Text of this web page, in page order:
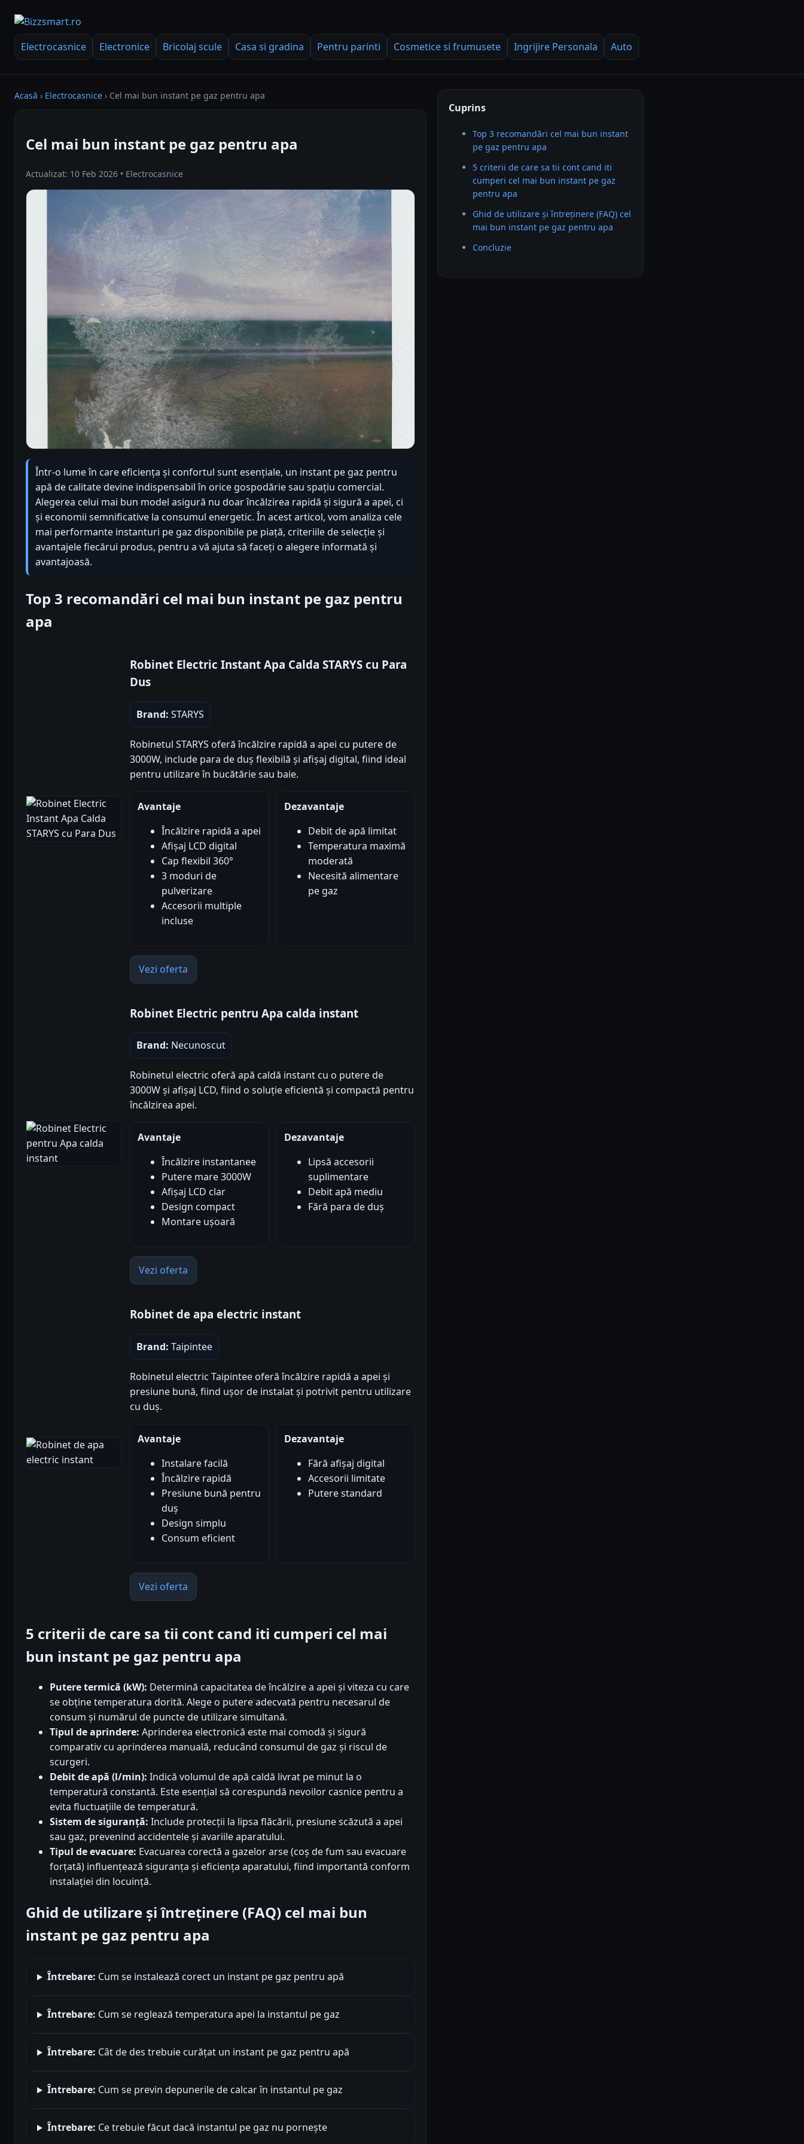
Electrocasnice Electronice Bricolaj scule Casa si gradina Pentru parinti Cosmetice si frumusete Ingrijire Personala Auto
Acasă › Electrocasnice › Cel mai bun instant pe gaz pentru apa
Cel mai bun instant pe gaz pentru apa
Actualizat: 10 Feb 2026 • Electrocasnice
Într-o lume în care eficiența și confortul sunt esențiale, un instant pe gaz pentru
apă de calitate devine indispensabil în orice gospodărie sau spațiu comercial.
Alegerea celui mai bun model asigură nu doar încălzirea rapidă și sigură a apei, ci
și economii semnificative la consumul energetic. În acest articol, vom analiza cele
mai performante instanturi pe gaz disponibile pe piață, criteriile de selecție și
avantajele fiecărui produs, pentru a vă ajuta să faceți o alegere informată și
avantajoasă.
Top 3 recomandări cel mai bun instant pe gaz pentru
apa
Robinet Electric Instant Apa Calda STARYS cu Para
Dus
Brand: STARYS
Robinetul STARYS oferă încălzire rapidă a apei cu putere de
3000W, include para de duș flexibilă și afișaj digital, fiind ideal
pentru utilizare în bucătărie sau baie.
Avantaje
Încălzire rapidă a apei
Afișaj LCD digital
Cap flexibil 360°
3 moduri de
pulverizare
Accesorii multiple
incluse
Dezavantaje
Debit de apă limitat
Temperatura maximă
moderată
Necesită alimentare
pe gaz
Vezi oferta
Robinet Electric pentru Apa calda instant
Brand: Necunoscut
Robinetul electric oferă apă caldă instant cu o putere de
3000W și afișaj LCD, fiind o soluție eficientă și compactă pentru
încălzirea apei.
Avantaje
Încălzire instantanee
Putere mare 3000W
Afișaj LCD clar
Design compact
Montare ușoară
Dezavantaje
Lipsă accesorii
suplimentare
Debit apă mediu
Fără para de duș
Vezi oferta
Robinet de apa electric instant
Brand: Taipintee
Robinetul electric Taipintee oferă încălzire rapidă a apei și
presiune bună, fiind ușor de instalat și potrivit pentru utilizare
cu duș.
Avantaje
Instalare facilă
Încălzire rapidă
Presiune bună pentru
duș
Design simplu
Consum eficient
Dezavantaje
Fără afișaj digital
Accesorii limitate
Putere standard
Vezi oferta
5 criterii de care sa tii cont cand iti cumperi cel mai
bun instant pe gaz pentru apa
Putere termică (kW): Determină capacitatea de încălzire a apei și viteza cu care
se obține temperatura dorită. Alege o putere adecvată pentru necesarul de
consum și numărul de puncte de utilizare simultană.
Tipul de aprindere: Aprinderea electronică este mai comodă și sigură
comparativ cu aprinderea manuală, reducând consumul de gaz și riscul de
scurgeri.
Debit de apă (l/min): Indică volumul de apă caldă livrat pe minut la o
temperatură constantă. Este esențial să corespundă nevoilor casnice pentru a
evita fluctuațiile de temperatură.
Sistem de siguranță: Include protecții la lipsa flăcării, presiune scăzută a apei
sau gaz, prevenind accidentele și avariile aparatului.
Tipul de evacuare: Evacuarea corectă a gazelor arse (coș de fum sau evacuare
forțată) influențează siguranța și eficiența aparatului, fiind importantă conform
instalației din locuință.
Ghid de utilizare și întreținere (FAQ) cel mai bun
instant pe gaz pentru apa
Întrebare: Cum se instalează corect un instant pe gaz pentru apă
Întrebare: Cum se reglează temperatura apei la instantul pe gaz
Întrebare: Cât de des trebuie curățat un instant pe gaz pentru apă
Întrebare: Cum se previn depunerile de calcar în instantul pe gaz
Întrebare: Ce trebuie făcut dacă instantul pe gaz nu pornește
Cuprins
Top 3 recomandări cel mai bun instant
pe gaz pentru apa
5 criterii de care sa tii cont cand iti
cumperi cel mai bun instant pe gaz
pentru apa
Ghid de utilizare și întreținere (FAQ) cel
mai bun instant pe gaz pentru apa
Concluzie